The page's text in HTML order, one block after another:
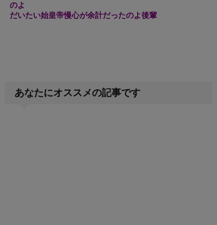
のよ
だいたい始皇帝慢心が余計だったのよ後輩
あなたにオススメの記事です